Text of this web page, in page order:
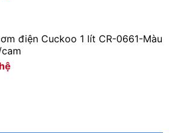
điện Cuckoo 1 lít CR-0661-Màu